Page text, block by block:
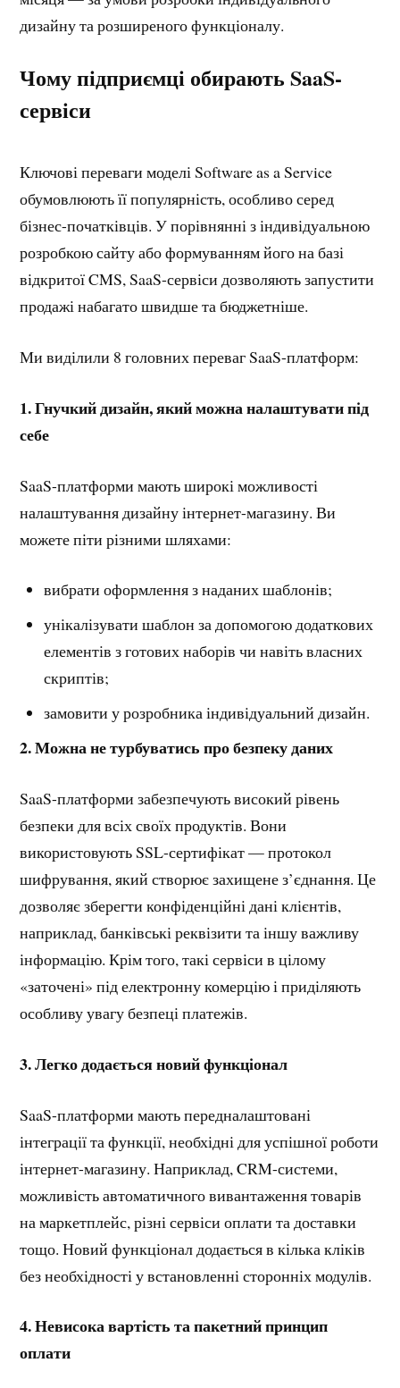
дизайну та розширеного функціоналу.
Чому підприємці обирають SaaS-
сервіси
Ключові переваги моделі Software as a Service
обумовлюють її популярність, особливо серед
бізнес-початківців. У порівнянні з індивідуальною
розробкою сайту або формуванням його на базі
відкритої CMS, SaaS-сервіси дозволяють запустити
продажі набагато швидше та бюджетніше.
Ми виділили 8 головних переваг SaaS-платформ:
1. Гнучкий дизайн, який можна налаштувати під
себе
SaaS-платформи мають широкі можливості
налаштування дизайну інтернет-магазину. Ви
можете піти різними шляхами:
вибрати оформлення з наданих шаблонів;
унікалізувати шаблон за допомогою додаткових
елементів з готових наборів чи навіть власних
скриптів;
замовити у розробника індивідуальний дизайн.
2. Можна не турбуватись про безпеку даних
SaaS-платформи забезпечують високий рівень
безпеки для всіх своїх продуктів. Вони
використовують SSL-сертифікат — протокол
шифрування, який створює захищене з’єднання. Це
дозволяє зберегти конфіденційні дані клієнтів,
наприклад, банківські реквізити та іншу важливу
інформацію. Крім того, такі сервіси в цілому
«заточені» під електронну комерцію і приділяють
особливу увагу безпеці платежів.
3. Легко додається новий функціонал
SaaS-платформи мають передналаштовані
інтеграції та функції, необхідні для успішної роботи
інтернет-магазину. Наприклад, CRM-системи,
можливість автоматичного вивантаження товарів
на маркетплейс, різні сервіси оплати та доставки
тощо. Новий функціонал додається в кілька кліків
без необхідності у встановленні сторонніх модулів.
4. Невисока вартість та пакетний принцип
оплати